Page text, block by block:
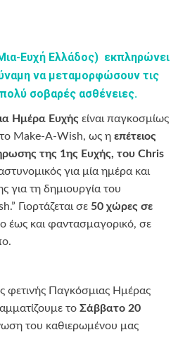
Ευχή Ελλάδος) εκπληρώνει
να μεταμορφώσουν τις
σοβαρές ασθένειες.
Ημέρα Ευχής είναι παγκοσμίως
το Make-A-Wish, ως η επέτειος
της 1ης Ευχής, του Chris
για μία ημέρα και
για τη δημιουργία του
Γιορτάζεται σε 50 χώρες σε
έως και φαντασμαγορικό, σε
φετινής Παγκόσμιας Ημέρας
το Σάββατο 20
του καθιερωμένου μας